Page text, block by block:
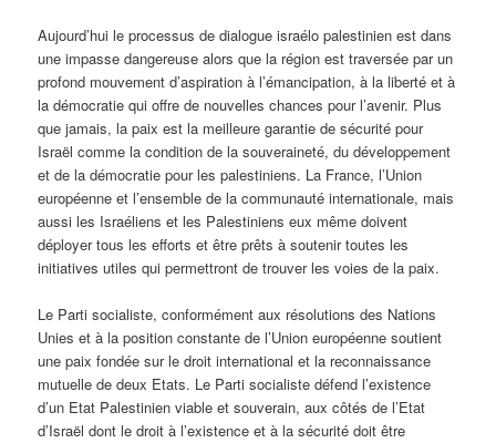
Aujourd’hui le processus de dialogue israélo palestinien est dans
une impasse dangereuse alors que la région est traversée par un
profond mouvement d’aspiration à l’émancipation, à la liberté et à
la démocratie qui offre de nouvelles chances pour l’avenir. Plus
que jamais, la paix est la meilleure garantie de sécurité pour
Israël comme la condition de la souveraineté, du développement
et de la démocratie pour les palestiniens. La France, l’Union
européenne et l’ensemble de la communauté internationale, mais
aussi les Israéliens et les Palestiniens eux même doivent
déployer tous les efforts et être prêts à soutenir toutes les
initiatives utiles qui permettront de trouver les voies de la paix.
Le Parti socialiste, conformément aux résolutions des Nations
Unies et à la position constante de l’Union européenne soutient
une paix fondée sur le droit international et la reconnaissance
mutuelle de deux Etats. Le Parti socialiste défend l’existence
d’un Etat Palestinien viable et souverain, aux côtés de l’Etat
d’Israël dont le droit à l’existence et à la sécurité doit être